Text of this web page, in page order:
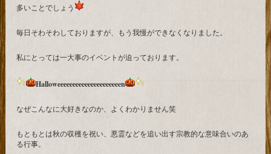
多いことでしょう
毎日そわそわしておりますが、もう我慢ができなくなりました。
私にとっては一大事のイベントが迫っております。
Halloweeeeeeeeeeeeeeeeeeeeen
なぜこんなに大好きなのか、よくわかりません笑
もともとは秋の収穫を祝い、悪霊などを追い出す宗教的な意味合いのあ
る行事。